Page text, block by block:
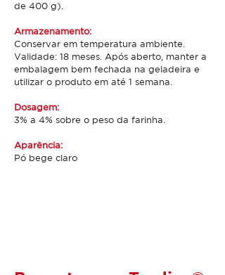
de 400 g).
Armazenamento:
Conservar em temperatura ambiente.
Validade: 18 meses. Após aberto, manter a
embalagem bem fechada na geladeira e
utilizar o produto em até 1 semana.
Dosagem:
3% a 4% sobre o peso da farinha.
Aparência:
Pó bege claro